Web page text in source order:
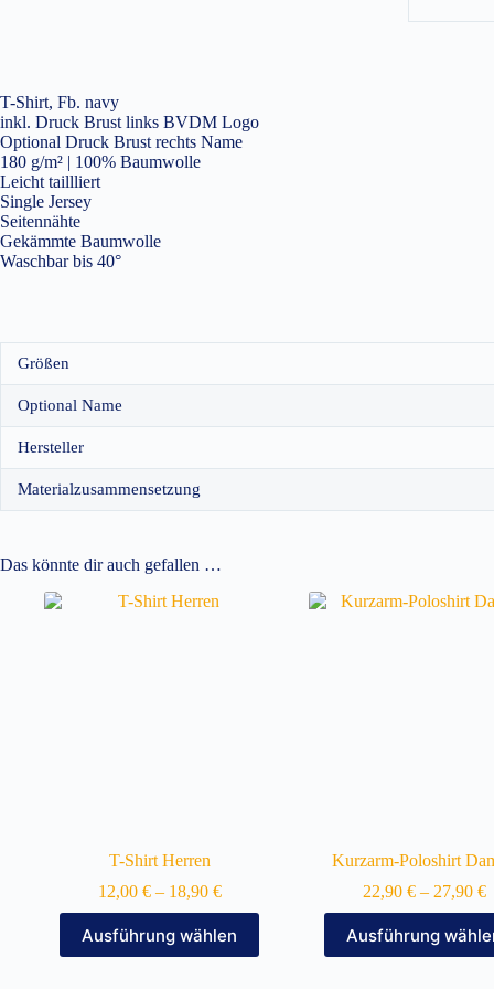
T-Shirt, Fb. navy
inkl. Druck Brust links BVDM Logo
Optional Druck Brust rechts Name
180 g/m² | 100% Baumwolle
Leicht taillliert
Single Jersey
Seitennähte
Gekämmte Baumwolle
Waschbar bis 40°
Größen
Optional Name
Hersteller
Materialzusammensetzung
Das könnte dir auch gefallen …
T-Shirt Herren
12,00 €– 18,90 €
Ausführung wählen
Produkt
weist
Kurzarm-Poloshirt
22,90 €– 27,90 €
AusführungProdukt
weist